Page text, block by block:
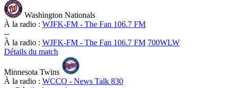
Washington Nationals
À la radio : WJFK-FM - The Fan 106.7 FM
--
À la radio : WJFK-FM - The Fan 106.7 FM 700WLW
Détails du match
Minnesota Twins
À la radio : WCCO - News Talk 830